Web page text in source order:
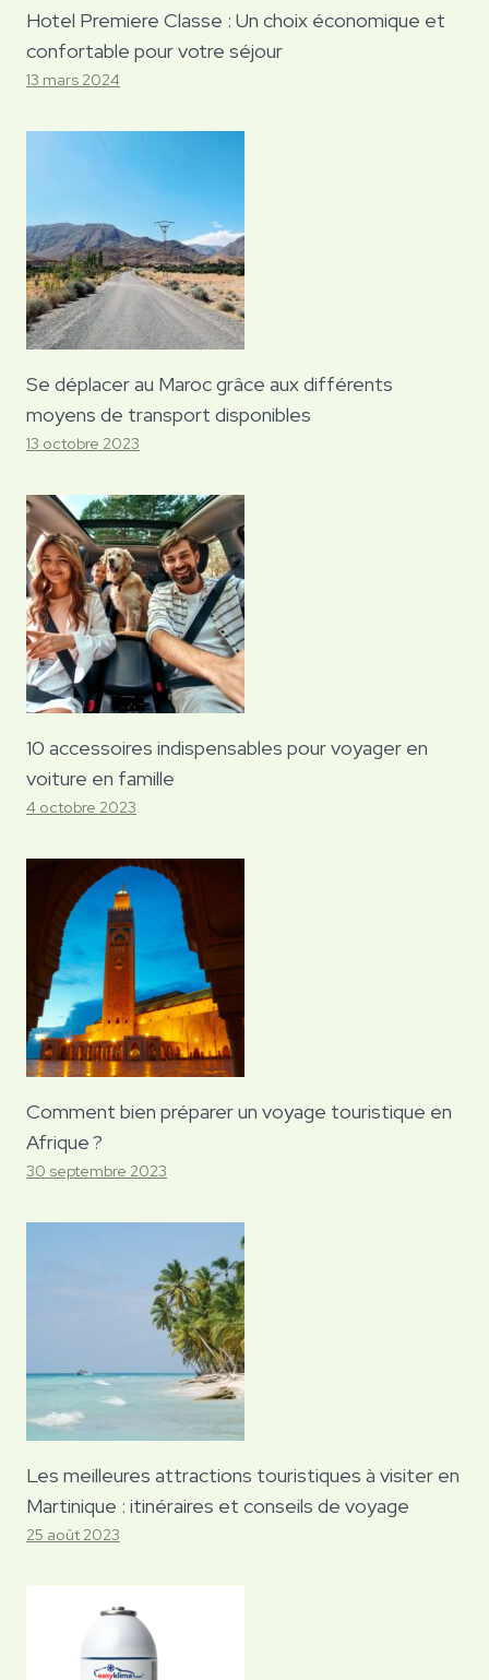
Hotel Premiere Classe : Un choix économique et
confortable pour votre séjour
13 mars 2024
Se déplacer au Maroc grâce aux différents
moyens de transport disponibles
13 octobre 2023
10 accessoires indispensables pour voyager en
voiture en famille
4 octobre 2023
Comment bien préparer un voyage touristique en
Afrique ?
30 septembre 2023
Les meilleures attractions touristiques à visiter en
Martinique : itinéraires et conseils de voyage
25 août 2023